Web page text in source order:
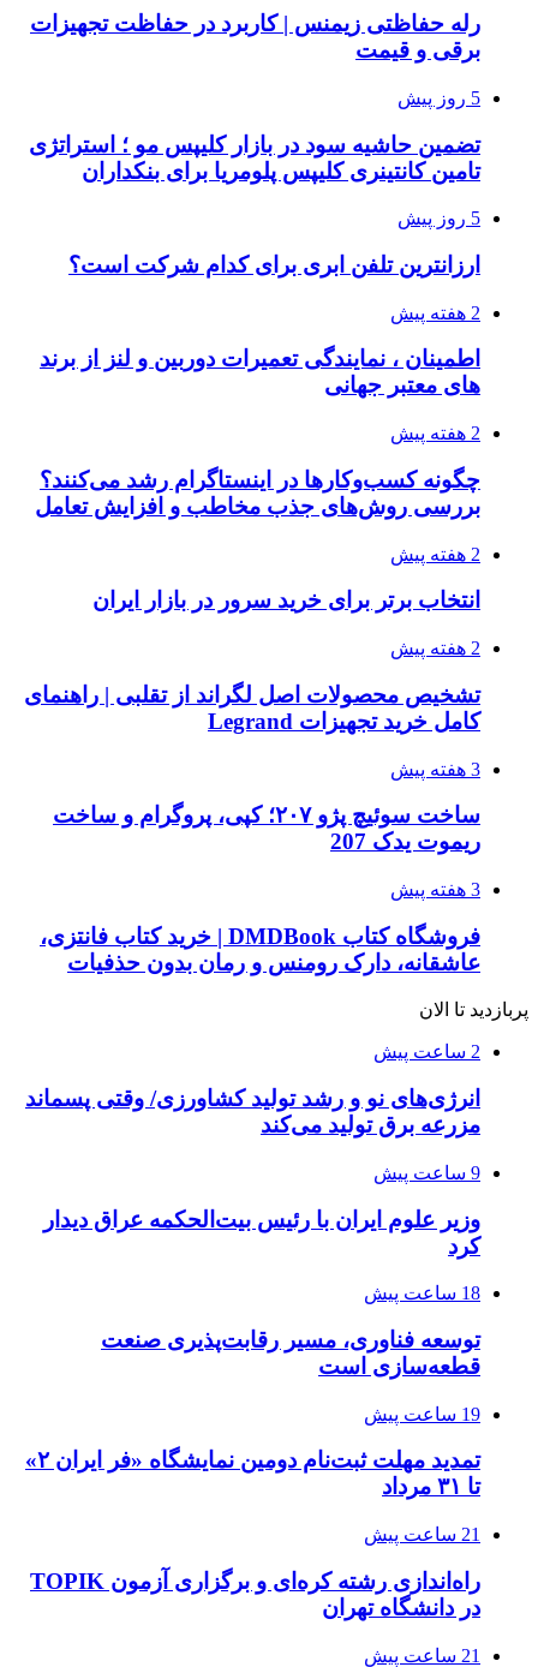
رله حفاظتی زیمنس | کاربرد در حفاظت تجهیزات
برقی و قیمت
5 روز پیش
تضمین حاشیه سود در بازار کلیپس مو ؛ استراتژی
تامین کانتینری کلیپس پلومریا برای بنکداران
5 روز پیش
ارزانترین تلفن ابری برای کدام شرکت است؟
2 هفته پیش
اطمینان ، نمایندگی تعمیرات دوربین و لنز از برند
های معتبر جهانی
2 هفته پیش
چگونه کسب‌وکارها در اینستاگرام رشد می‌کنند؟
بررسی روش‌های جذب مخاطب و افزایش تعامل
2 هفته پیش
انتخاب برتر برای خرید سرور در بازار ایران
2 هفته پیش
تشخیص محصولات اصل لگراند از تقلبی | راهنمای
کامل خرید تجهیزات Legrand
3 هفته پیش
ساخت سوئیچ پژو ۲۰۷؛ کپی، پروگرام و ساخت
ریموت یدک 207
3 هفته پیش
فروشگاه کتاب DMDBook | خرید کتاب فانتزی،
عاشقانه، دارک رومنس و رمان بدون حذفیات
پربازدید تا الان
2 ساعت پیش
انرژی‌های نو و رشد تولید کشاورزی/ وقتی پسماند
مزرعه‌ برق تولید می‌کند
9 ساعت پیش
وزیر علوم ایران با رئیس بیت‌الحکمه عراق دیدار
کرد
18 ساعت پیش
توسعه فناوری، مسیر رقابت‌پذیری صنعت
قطعه‌سازی است
19 ساعت پیش
تمدید مهلت ثبت‌نام دومین نمایشگاه «فر ایران ۲»
تا ۳۱ مرداد
21 ساعت پیش
راه‌اندازی رشته کره‌ای و برگزاری آزمون TOPIK
در دانشگاه تهران
21 ساعت پیش